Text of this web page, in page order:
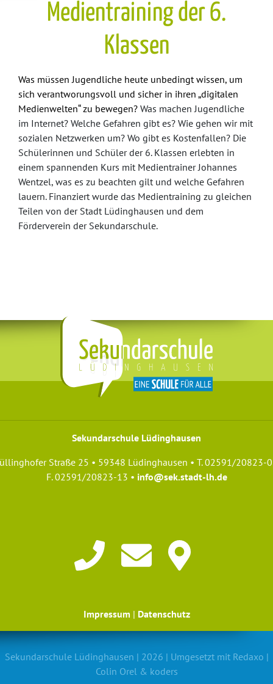
Medientraining der 6.
Klassen
Medientraining der 6.
Klassen
Was müssen Jugendliche heute unbedingt wissen, um
sich verantworungsvoll und sicher in ihren „digitalen
Medienwelten“ zu bewegen? Was machen Jugendliche
im Internet? Welche Gefahren gibt es? Wie gehen wir mit
sozialen Netzwerken um? Wo gibt es Kostenfallen? Die
Schülerinnen und Schüler der 6. Klassen erlebten in
einem spannenden Kurs mit Medientrainer Johannes
Wentzel, was es zu beachten gilt und welche Gefahren
lauern. Finanziert wurde das Medientraining zu gleichen
Teilen von der Stadt Lüdinghausen und dem
Förderverein der Sekundarschule.
Sekundarschule Lüdinghausen
Straße 25 • 59348 Lüdinghausen • T. 02591/20823-0
F. 02591/20823-13 • info@sek.stadt-lh.de
Impressum | Datenschutz
Sekundarschule Lüdinghausen | 2026 | Umgesetzt mit Redaxo |
Colin Orel& koders